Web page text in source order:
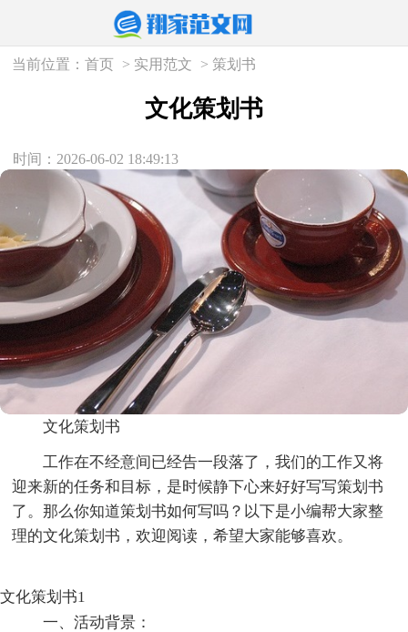
当前位置：首页 > 实用范文 > 策划书
文化策划书
时间：2026-06-02 18:49:13
文化策划书
工作在不经意间已经告一段落了，我们的工作又将
迎来新的任务和目标，是时候静下心来好好写写策划书
了。那么你知道策划书如何写吗？以下是小编帮大家整
理的文化策划书，欢迎阅读，希望大家能够喜欢。
文化策划书1
一、活动背景：